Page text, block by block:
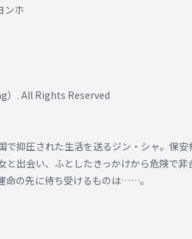
ンホ
）. All Rights Reserved
抑圧された生活を送るジン・シャ。保安
出会い、ふとしたきっかけから危険で非
命の先に待ち受けるものは……。